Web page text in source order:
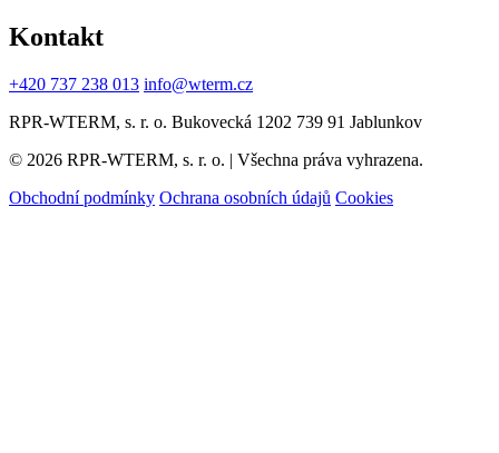
Kontakt
+420 737 238 013 info@wterm.cz
RPR-WTERM, s. r. o. Bukovecká 1202 739 91 Jablunkov
© 2026 RPR-WTERM, s. r. o. | Všechna práva vyhrazena.
Obchodní podmínky Ochrana osobních údajů Cookies